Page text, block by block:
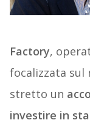
Factory,
focalizzata sul
stretto un
investire in